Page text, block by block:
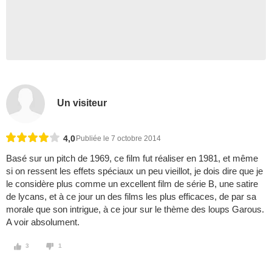
Un visiteur
4,0 Publiée le 7 octobre 2014
Basé sur un pitch de 1969, ce film fut réaliser en 1981, et même
si on ressent les effets spéciaux un peu vieillot, je dois dire que je
le considère plus comme un excellent film de série B, une satire
de lycans, et à ce jour un des films les plus efficaces, de par sa
morale que son intrigue, à ce jour sur le thème des loups Garous.
A voir absolument.
3 1